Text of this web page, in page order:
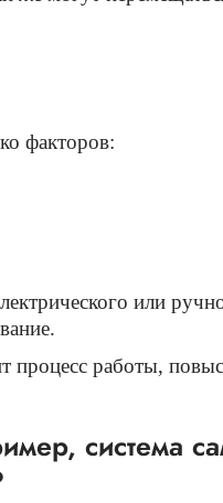
факторов:
или
процесс работы,
система